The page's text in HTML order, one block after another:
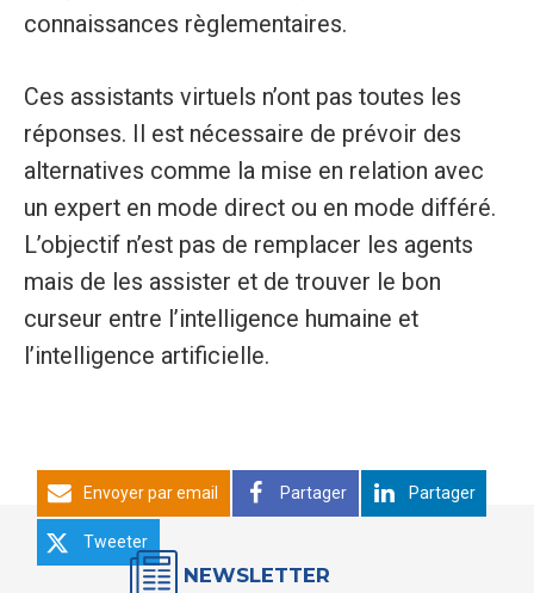
connaissances règlementaires.
Ces assistants virtuels n’ont pas toutes les
réponses. Il est nécessaire de prévoir des
alternatives comme la mise en relation avec
un expert en mode direct ou en mode différé.
L’objectif n’est pas de remplacer les agents
mais de les assister et de trouver le bon
curseur entre l’intelligence humaine et
l’intelligence artificielle.
Envoyer par email Partager Partager
Tweeter
NEWSLETTER